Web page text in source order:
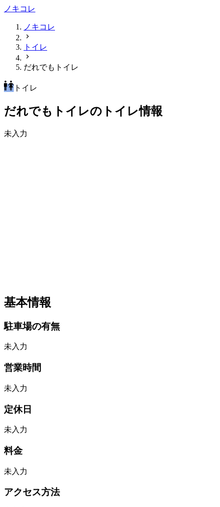
ノキコレ
ノキコレ
トイレ
だれでもトイレ
トイレ
だれでもトイレのトイレ情報
未入力
基本情報
駐車場の有無
未入力
営業時間
未入力
定休日
未入力
料金
未入力
アクセス方法